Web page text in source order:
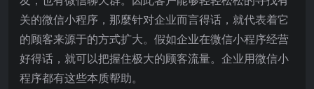
关的微信小程序，那麼针对企业而言得话，就代表着它
的顾客来源于的方式扩大。假如企业在微信小程序经营
好得话，就可以把握住极大的顾客流量。企业用微信小
程序都有这些本质帮助。